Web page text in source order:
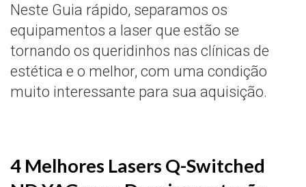
Neste Guia rápido, separamos os
equipamentos a laser que estão se
tornando os queridinhos nas clínicas de
estética e o melhor, com uma condição
muito interessante para sua aquisição.
4 Melhores Lasers Q-Switched